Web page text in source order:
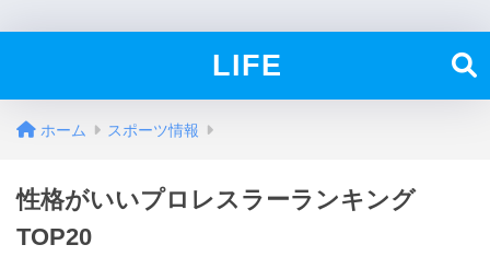
LIFE
ホーム スポーツ情報
性格がいいプロレスラーランキング
TOP20